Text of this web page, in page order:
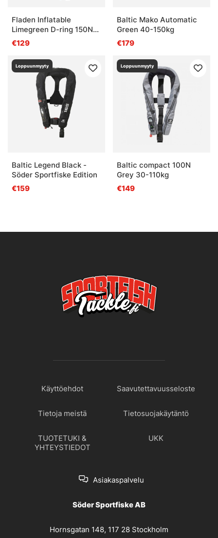
Fladen Inflatable
Limegreen D-ring 150N
Automat
€129
Baltic Mako Automatic
Green 40-150kg
€179
Loppuunmyyty
Baltic Legend Black -
Söder Sportfiske Edition
€159
Loppuunmyyty
Baltic compact 100N
Grey 30-110kg
€149
Käyttöehdot Saavutettavuusseloste
Tietoja meistä Tietosuojakäytäntö
TUOTETUKI &
YHTEYSTIEDOT
UKK
Asiakaspalvelu
Söder Sportfiske AB
Hornsgatan 148, 117 28 Stockholm